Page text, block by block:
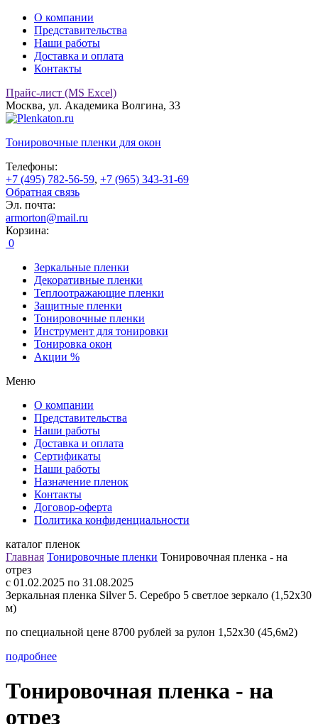
О компании
Представительства
Наши работы
Доставка и оплата
Контакты
Прайс-лист (MS Excel)
Москва, ул. Академика Волгина, 33
Тонировочные пленки для окон
Телефоны:
+7 (495) 782-56-59, +7 (965) 343-31-69
Обратная связь
Эл. почта:
armorton@mail.ru
Корзина:
0
Зеркальные пленки
Декоративные пленки
Теплоотражающие пленки
Защитные пленки
Тонировочные пленки
Инструмент для тонировки
Тонировка окон
Акции %
Меню
О компании
Представительства
Наши работы
Доставка и оплата
Сертификаты
Наши работы
Назначение пленок
Контакты
Договор-оферта
Политика конфиденциальности
каталог пленок
Главная Тонировочные пленки Тонировочная пленка - на
отрез
c 01.02.2025 по 31.08.2025
Зеркальная пленка Silver 5. Серебро 5 светлое зеркало (1,52х30
м)
по специальной цене 8700 рублей за рулон 1,52х30 (45,6м2)
подробнее
Тонировочная пленка - на
отрез